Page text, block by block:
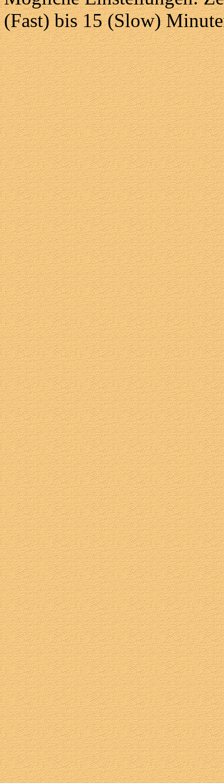
(Fast) bis 15 (Slow)